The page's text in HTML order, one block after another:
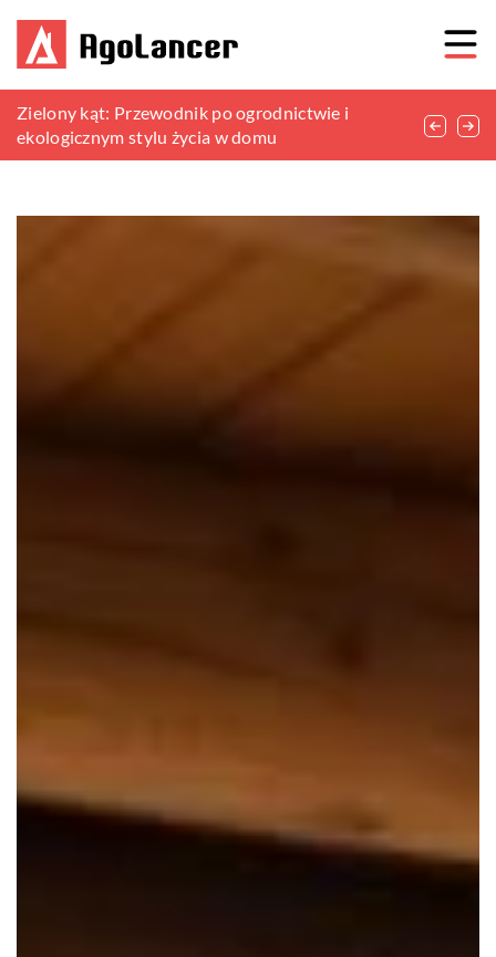
Nowoczesne rozwiązania grzewcze dla domu: jak
wybrać idealny kocioł elektryczny?
Zielony kąt: Przewodnik po ogrodnictwie i
ekologicznym stylu życia w domu
Jak nabyć do domu stół do jadalni – przewodnik
po materiałach i stylach